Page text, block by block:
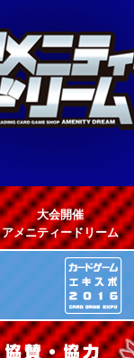
大会開催
アメニティードリーム